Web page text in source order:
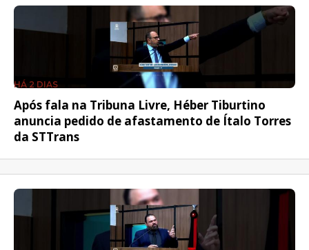
HÁ 2 DIAS
Após fala na Tribuna Livre, Héber Tiburtino
anuncia pedido de afastamento de Ítalo Torres
da STTrans